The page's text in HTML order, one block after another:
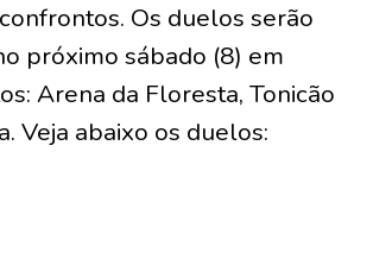
Os duelos serão
próximo sábado (8) em
Arena da Floresta, Tonicão
Veja abaixo os duelos: